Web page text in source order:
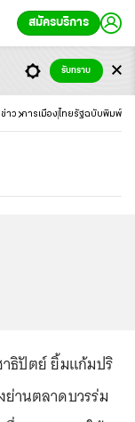
สมัครบริการ
ข่าว การเมือง ไทยรัฐฉบับพิมพ์
ธิปัตย์ ยิ้มแก้มปริ
านตลาดบวรร่ม
รับทราบ